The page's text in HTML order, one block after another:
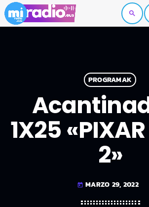
search
PROGRAMAK
1X25
2»
today MARZO 29, 2022